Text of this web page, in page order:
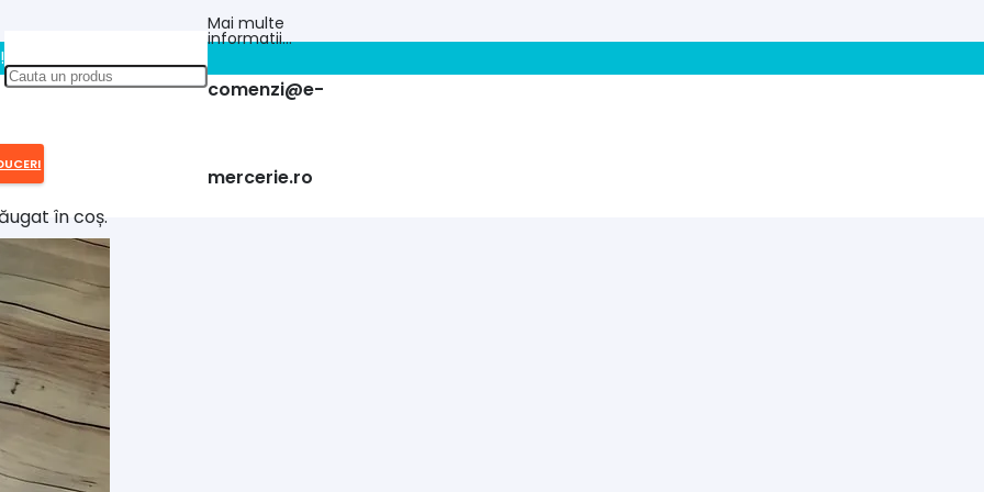
Mai multe
informatii…
comenzi@e-
mercerie.ro
în coș.